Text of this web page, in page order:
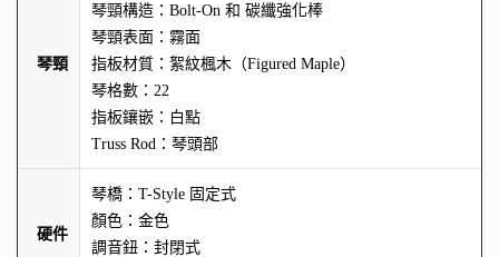
琴頸
琴頸構造：Bolt-On 和 碳纖強化棒
琴頸表面：霧面
指板材質：絮紋楓木（Figured Maple）
琴格數：22
指板鑲嵌：白點
Truss Rod：琴頭部
硬件
琴橋：T-Style 固定式
顏色：金色
調音鈕：封閉式